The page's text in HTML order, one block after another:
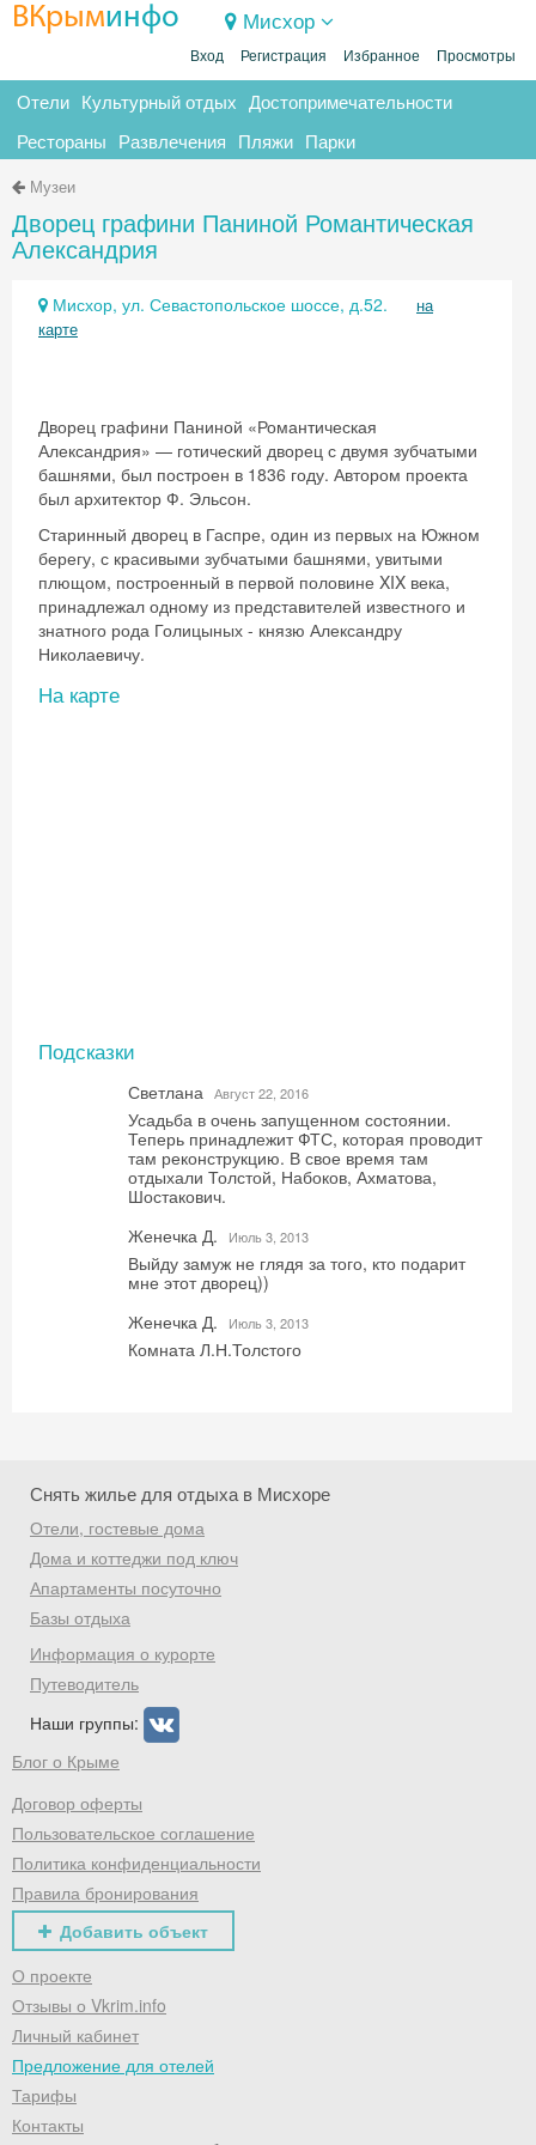
ВКрыминфо Мисхор
Вход Регистрация Избранное Просмотры
Отели Культурный отдых Достопримечательности
Рестораны Развлечения Пляжи Парки
Музеи
Дворец графини Паниной Романтическая
Александрия
Мисхор, ул. Севастопольское шоссе, д.52.
на
карте
Дворец графини Паниной «Романтическая
Александрия» — готический дворец с двумя зубчатыми
башнями, был построен в 1836 году. Автором проекта
был архитектор Ф. Эльсон.
Старинный дворец в Гаспре, один из первых на Южном
берегу, с красивыми зубчатыми башнями, увитыми
плющом, построенный в первой половине XIX века,
принадлежал одному из представителей известного и
знатного рода Голицыных - князю Александру
Николаевичу.
На карте
Подсказки
Светлана Август 22, 2016
Усадьба в очень запущенном состоянии.
Теперь принадлежит ФТС, которая проводит
там реконструкцию. В свое время там
отдыхали Толстой, Набоков, Ахматова,
Шостакович.
Женечка Д.
Июль 3, 2013
Выйду замуж не глядя за того, кто подарит
мне этот дворец))
Женечка Д.
Июль 3, 2013
Комната Л.Н.Толстого
Снять жилье для отдыха в Мисхоре
Отели, гостевые дома
Дома и коттеджи под ключ
Апартаменты посуточно
Базы отдыха
Информация о курорте
Путеводитель
Наши группы:
Блог о Крыме
Договор оферты
Пользовательское соглашение
Политика конфиденциальности
Правила бронирования
Добавить объект
О проекте
Отзывы о Vkrim.info
Личный кабинет
Предложение для отелей
Тарифы
Контакты
Скидка −5%
Хочешь дешевле? Оставь почту и получи
промокод на первое бронирование!